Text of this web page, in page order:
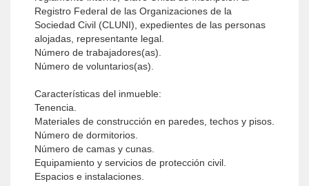
Registro Federal de las Organizaciones de la
Sociedad Civil (CLUNI), expedientes de las personas
alojadas, representante legal.
Número de trabajadores(as).
Número de voluntarios(as).
Características del inmueble:
Tenencia.
Materiales de construcción en paredes, techos y pisos.
Número de dormitorios.
Número de camas y cunas.
Equipamiento y servicios de protección civil.
Espacios e instalaciones.